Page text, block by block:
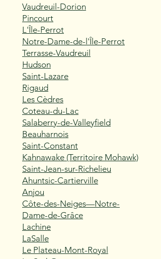
Vaudreuil-Dorion
Pincourt
L'Île-Perrot
Notre-Dame-de-l'Île-Perrot
Terrasse-Vaudreuil
Hudson
Saint-Lazare
Rigaud
Les Cèdres
Coteau-du-Lac
Salaberry-de-Valleyfield
Beauharnois
Saint-Constant
Kahnawake (Territoire Mohawk)
Saint-Jean-sur-Richelieu
Ahuntsic-Cartierville
Anjou
Côte-des-Neiges—Notre-
Dame-de-Grâce
Lachine
LaSalle
Le Plateau-Mont-Royal